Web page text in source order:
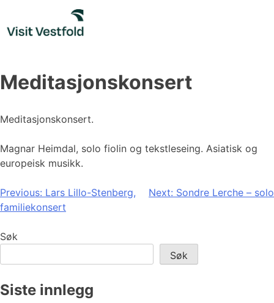
content
Meditasjonskonsert
Meditasjonskonsert.
Magnar Heimdal, solo fiolin og tekstleseing. Asiatisk og
europeisk musikk.
Innleggsnavigasjon
Previous: Lars Lillo-Stenberg,
familiekonsert
Next: Sondre Lerche – solo
Søk
Søk
Siste innlegg